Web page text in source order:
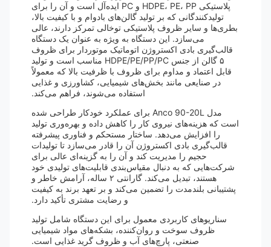
پلاستیکی HDPE، PE، PP و PC ایده‌آل است و آن را برای
تولیدکنندگانی که بر تولید گالن‌های بادوام و با کیفیت بالا،
بطری‌ها و سایر ظروف پلاستیکی توخالی تمرکز دارند، عالی
می‌سازد. این دستگاه به ویژه به عنوان یک دستگاه
قالب‌گیری بادی اکستروژن اتوماتیک موتوردار برای ظروف
۵ گالن از جنس HDPE/PE/PP/PC مناسب است و تولید
قابل اعتماد و مداوم برای ظروف با ظرفیت بالا که معمولاً
در صنایعی مانند بخش‌های شیمیایی، کشاورزی و غذایی
استفاده می‌شوند، فراهم می‌کند.
مدل Anco 90-20L برای عملکرد خودکار طراحی شده
است که هزینه‌های نیروی کار را کاهش داده و بهره‌وری تولید
را افزایش می‌دهد. ساختار مستحکم و فناوری پیشرفته
قالب‌گیری بادی اکستروژن آن را قادر می‌سازد تا تولیدات
حجیم را مدیریت کند و آن را به گزینه‌ای عالی برای
شرکت‌هایی که به دنبال مقیاس‌بندی قابلیت‌های تولیدی خود
هستند، تبدیل می‌کند. گارانتی ۲ ساله، آرامش خاطر و
پشتیبانی بلندمدت را تضمین می‌کند و بر تعهد برند به کیفیت
و رضایت مشتری تأکید دارد.
سناریوهای کاربردی معمول برای این دستگاه شامل تولید
ظروف سوخت و روان‌کننده، بشکه‌های مواد شیمیایی
صنعتی، پارچ‌های آب و ظروف گرید غذایی است.